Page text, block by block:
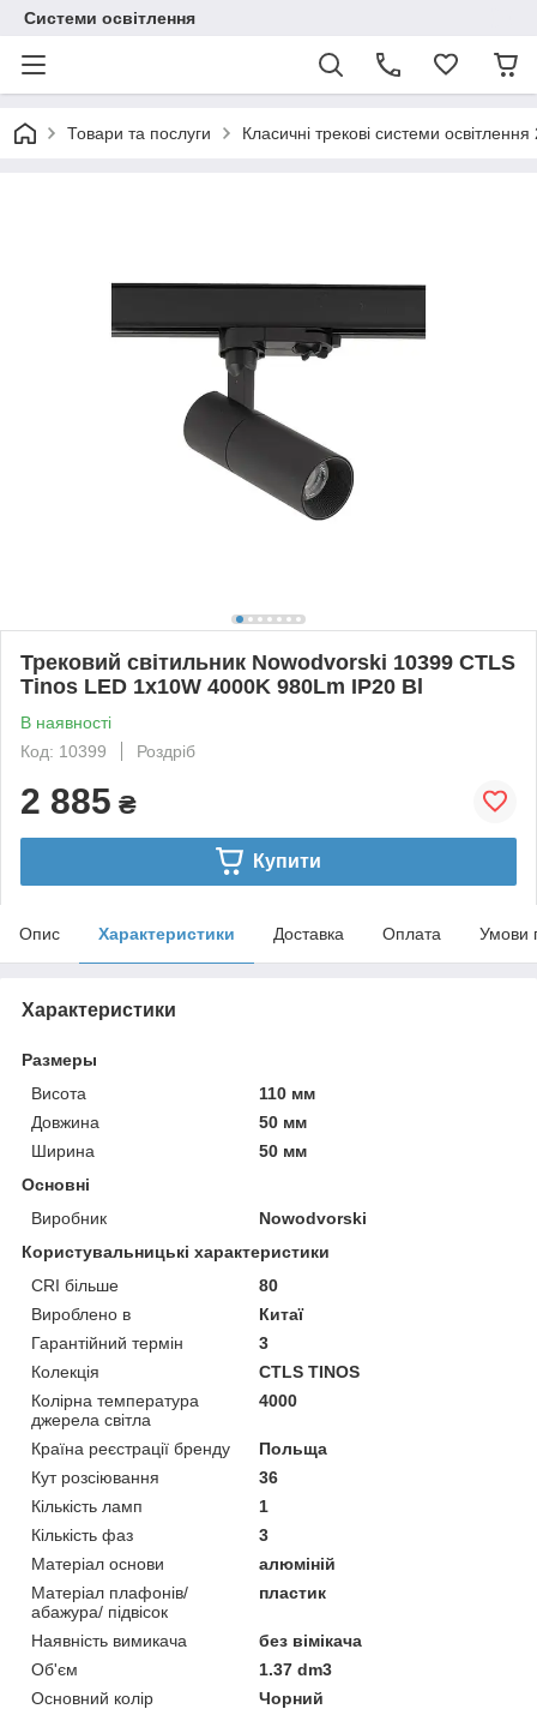
Системи освітлення
Товари та послуги Класичні трекові системи
Трековий світильник Nowodvorski 10399 CTLS
Tinos LED 1x10W 4000K 980Lm IP20 Bl
В наявності
Код: 10399
Роздріб
2 885 ₴
Купити
Опис Характеристики Доставка Оплата Умови
Характеристики
Размеры
Висота
110 мм
Довжина
50 мм
Ширина
50 мм
Основні
Виробник
Nowodvorski
Користувальницькі характеристики
CRI більше
80
Вироблено в
Китаї
Гарантійний термін
3
Колекція
CTLS TINOS
Колірна температура
джерела світла
4000
Країна реєстрації бренду
Польща
Кут розсіювання
36
Кількість ламп
1
Кількість фаз
3
Матеріал основи
алюміній
Матеріал плафонів/
абажура/ підвісок
пластик
Наявність вимикача
без вімікача
Об'єм
1.37 dm3
Основний колір
Чорний